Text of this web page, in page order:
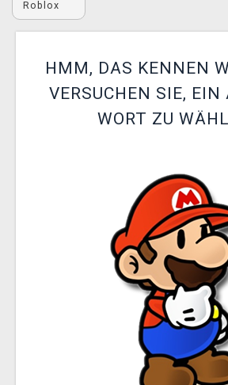
XZONE CLUB
Roblox
HMM, DAS KENNEN
VERSUCHEN SIE, EIN
WORT ZU